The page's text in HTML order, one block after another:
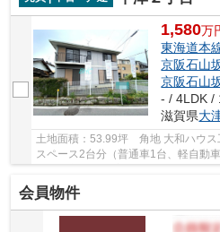
1,580万
東海道本
京阪石山
京阪石山
- / 4LDK /
滋賀県大
土地面積：53.99坪 角地 大和ハウス
スペース2台分（普通車1台、軽自動
年10月初旬：全室クロス張替え、1階
会員物件